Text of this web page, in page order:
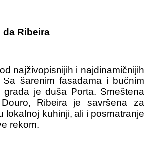
da Ribeira
najživopisnijih i najdinamičnijih
šarenim fasadama i bučnim
grada je duša Porta. Smeštena
Ribeira je savršena za
lokalnoj kuhinji, ali i posmatranje
rekom.